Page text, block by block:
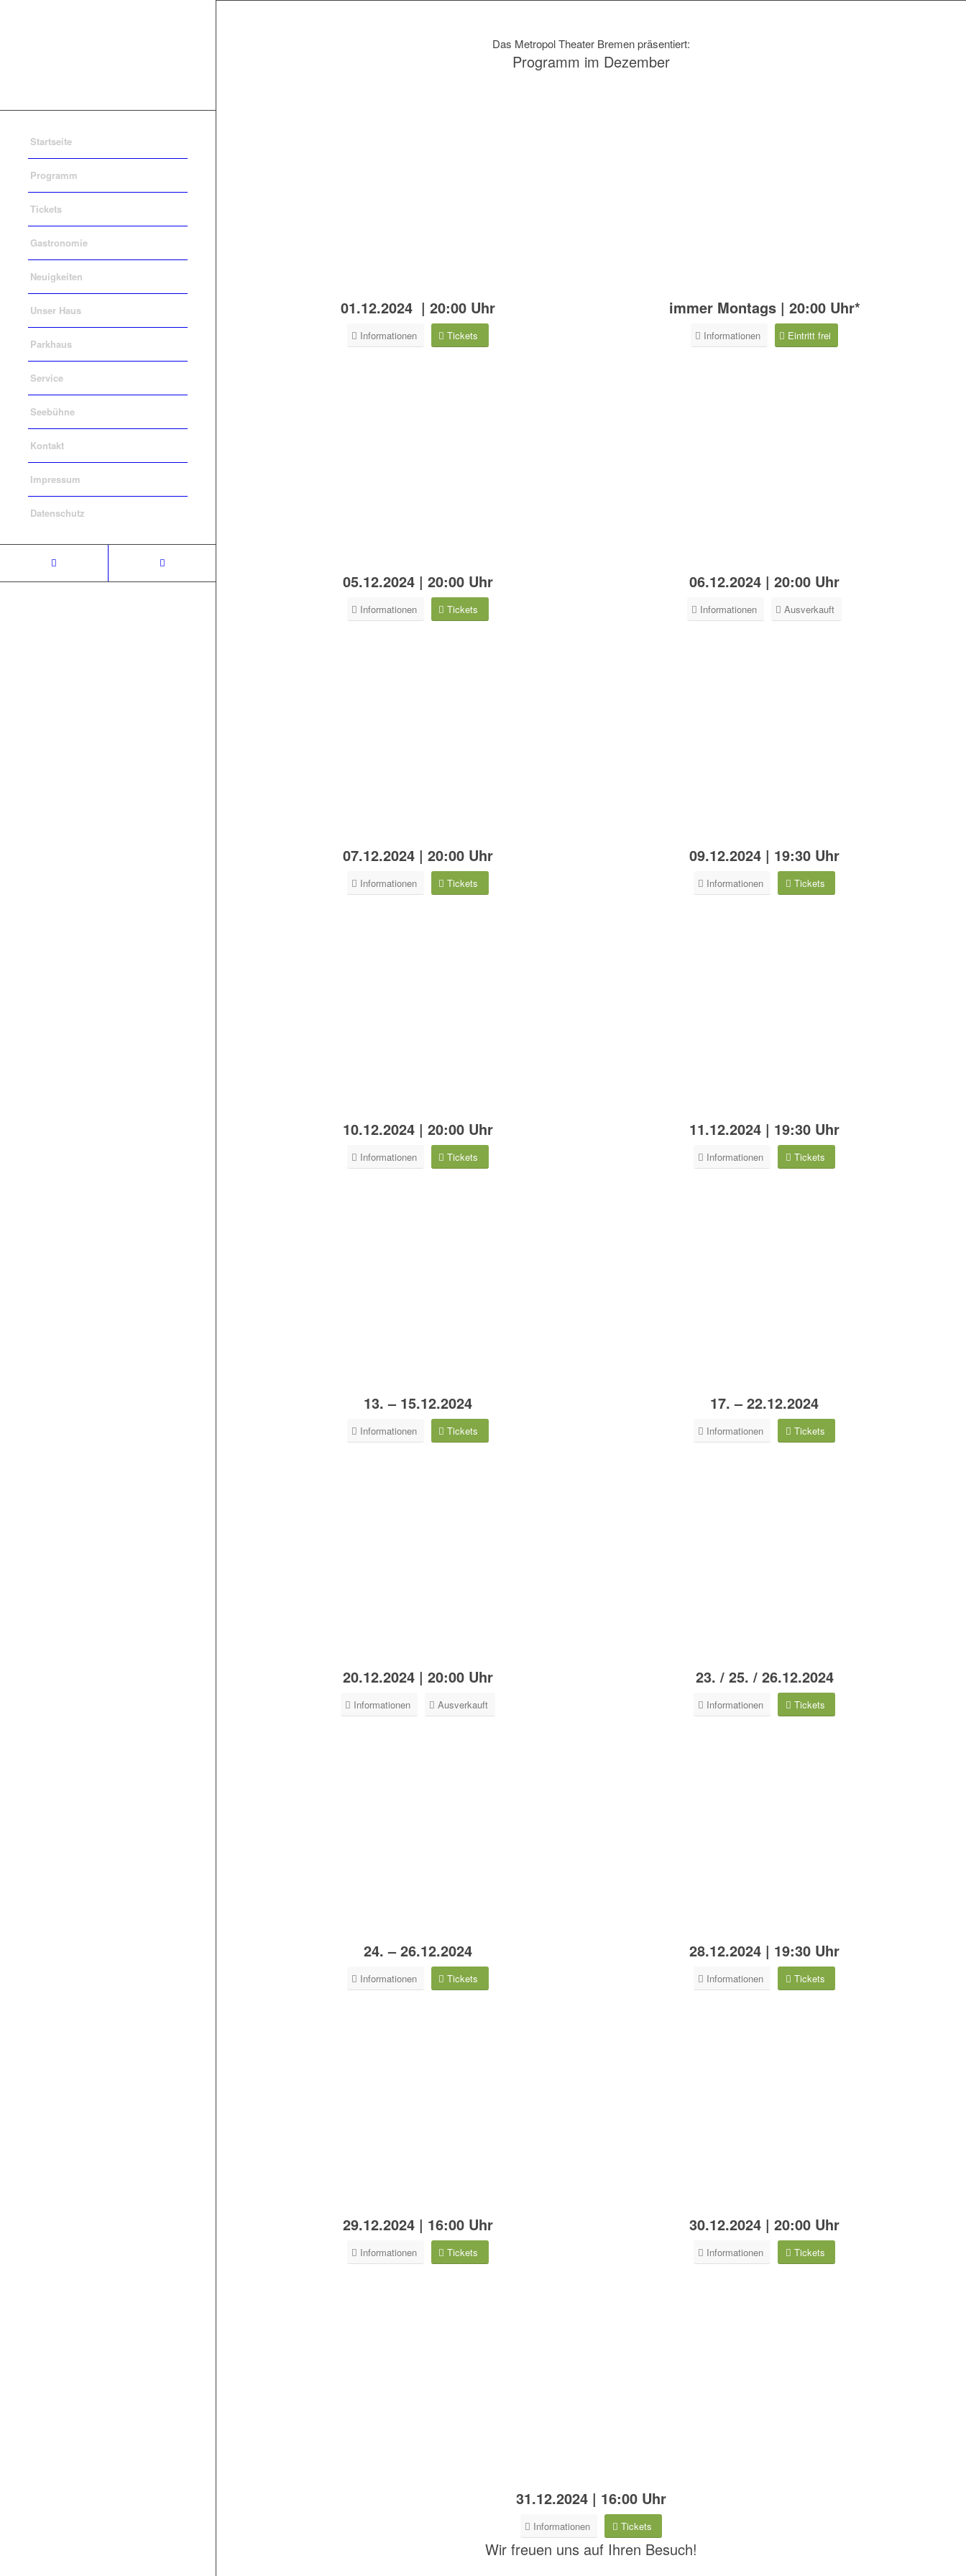
Startseite
Programm
Tickets
Gastronomie
Neuigkeiten
Unser Haus
Parkhaus
Service
Seebühne
Kontakt
Impressum
Datenschutz
Das Metropol Theater Bremen präsentiert:
Programm im Dezember
01.12.2024 | 20:00 Uhr
Informationen Tickets
immer Montags | 20:00 Uhr*
Informationen Eintritt frei
05.12.2024 | 20:00 Uhr
Informationen Tickets
06.12.2024 | 20:00 Uhr
Informationen Ausverkauft
07.12.2024 | 20:00 Uhr
Informationen Tickets
09.12.2024 | 19:30 Uhr
Informationen Tickets
10.12.2024 | 20:00 Uhr
Informationen Tickets
11.12.2024 | 19:30 Uhr
Informationen Tickets
13. – 15.12.2024
Informationen Tickets
17. – 22.12.2024
Informationen Tickets
20.12.2024 | 20:00 Uhr
Informationen Ausverkauft
23. / 25. / 26.12.2024
Informationen Tickets
24. – 26.12.2024
Informationen Tickets
28.12.2024 | 19:30 Uhr
Informationen Tickets
29.12.2024 | 16:00 Uhr
Informationen Tickets
30.12.2024 | 20:00 Uhr
Informationen Tickets
31.12.2024 | 16:00 Uhr
Informationen Tickets
Wir freuen uns auf Ihren Besuch!